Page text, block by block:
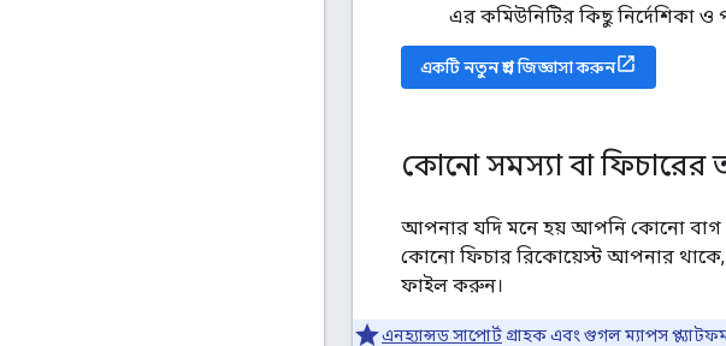
এর কমিউনিটির কিছু নির্দেশিকা
একটি নতুন প্রশ্ন জিজ্ঞাসা করুন
কোনো সমস্যা বা ফিচারের
আপনার যদি মনে হয় আপনি কোনো বাগ
কোনো ফিচার রিকোয়েস্ট আপনার
ফাইল করুন।
এনহ্যান্সড সাপোর্ট গ্রাহক এবং গুগল ম্যাপস